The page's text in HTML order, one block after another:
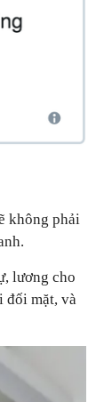
không phải
lương cho
đối mặt, và